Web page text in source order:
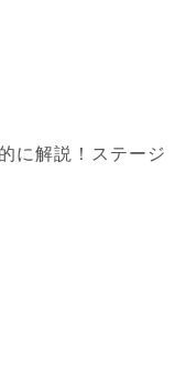
に解説！ステージ